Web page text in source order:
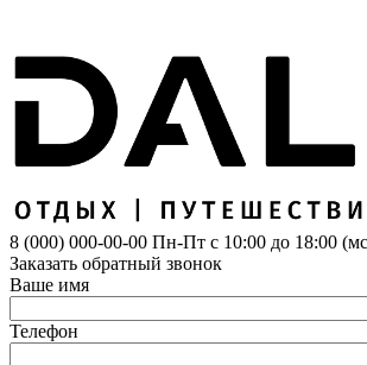
8 (000) 000-00-00 Пн-Пт с 10:00 до 18:00
Заказать обратный звонок
Ваше имя
Телефон